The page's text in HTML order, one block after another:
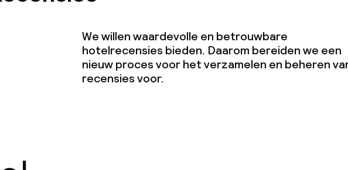
We willen waardevolle en betrouwbare
hotelrecensies bieden. Daarom bereiden we een
nieuw proces voor het verzamelen en beheren
recensies voor.